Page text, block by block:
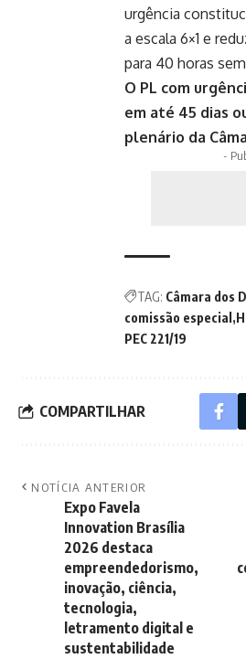
urgência
a escala 6×1 e
para 40 horas
O PL com
em até 45 dias
plenário da
-
TAG: Câmara dos
comissão especial
PEC 221/19
COMPARTILHAR
NOTÍCIA ANTERIOR
Expo Favela
Innovation Brasília
2026 destaca
empreendedorismo,
inovação, ciência,
tecnologia,
letramento digital e
sustentabilidade